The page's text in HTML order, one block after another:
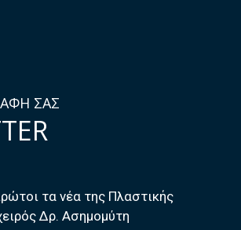
ΣΑΣ
τα νέα της Πλαστικής
Δρ. Ασημομύτη